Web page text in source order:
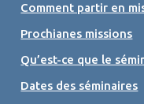
Comment partir en
Prochianes missions
Qu’est-ce que le
Dates des séminaires